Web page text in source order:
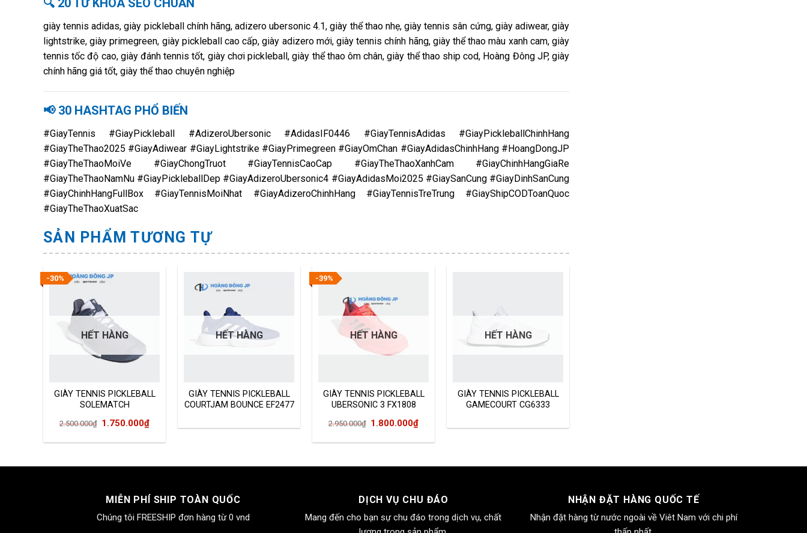
🔍 20 TỪ KHÓA SEO CHUẨN
giày tennis adidas, giày pickleball chính hãng, adizero ubersonic 4.1, giày thể thao nhẹ, giày tennis sân cứng, giày adiwear, giày
lightstrike, giày primegreen, giày pickleball cao cấp, giày adizero mới, giày tennis chính hãng, giày thể thao màu xanh cam, giày
tennis tốc độ cao, giày đánh tennis tốt, giày chơi pickleball, giày thể thao ôm chân, giày thể thao ship cod, Hoàng Đông JP, giày
chính hãng giá tốt, giày thể thao chuyên nghiệp
📢 30 HASHTAG PHỔ BIẾN
#GiayTennis #GiayPickleball #AdizeroUbersonic #AdidasIF0446 #GiayTennisAdidas #GiayPickleballChinhHang
#GiayTheThao2025 #GiayAdiwear #GiayLightstrike #GiayPrimegreen #GiayOmChan #GiayAdidasChinhHang #HoangDongJP
#GiayTheThaoMoiVe #GiayChongTruot #GiayTennisCaoCap #GiayTheThaoXanhCam #GiayChinhHangGiaRe
#GiayTheThaoNamNu #GiayPickleballDep #GiayAdizeroUbersonic4 #GiayAdidasMoi2025 #GiaySanCung #GiayDinhSanCung
#GiayChinhHangFullBox #GiayTennisMoiNhat #GiayAdizeroChinhHang #GiayTennisTreTrung #GiayShipCODToanQuoc
#GiayTheThaoXuatSac
SẢN PHẨM TƯƠNG TỰ
-30%
HẾT HÀNG
GIÀY TENNIS PICKLEBALL
SOLEMATCH
2.500.000₫ Giá
2.500.000₫.
1.750.000₫Giá
là:
HẾT HÀNG
GIÀY TENNIS PICKLEBALL
COURTJAM BOUNCE EF2477
-39%
HẾT HÀNG
GIÀY TENNIS PICKLEBALL
UBERSONIC 3 FX1808
2.950.000₫ Giá
2.950.000₫.
1.800.000₫Giá
là:
HẾT HÀNG
GIÀY TENNIS PICKLEBALL
GAMECOURT CG6333
là:
MIỄN PHÍ SHIP TOÀN QUỐC
Chúng tôi FREESHIP đơn hàng từ 0 vnd
DỊCH VỤ CHU ĐÁO
Mang đến cho bạn sự chu đáo trong dịch vụ, chất
NHẬN ĐẶT HÀNG QUỐC TẾ
Nhận đặt hàng từ nước ngoài về Viêt Nam với chi phí